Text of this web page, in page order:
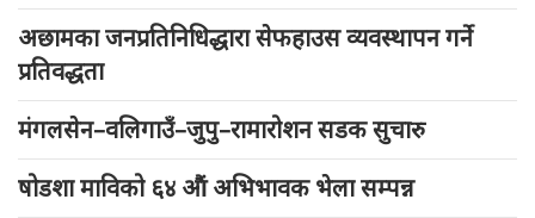
अछामका जनप्रतिनिधिद्धारा सेफहाउस व्यवस्थापन गर्ने
प्रतिवद्धता
मंगलसेन–वलिगाउँ–जुपु–रामारोशन सडक सुचारु
षोडशा माविको ६४ औं अभिभावक भेला सम्पन्न